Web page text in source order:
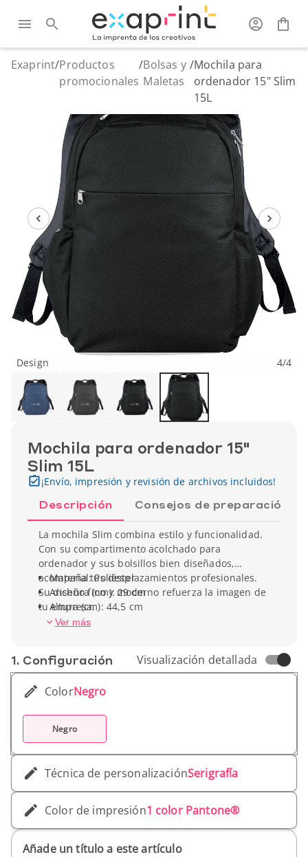
Exaprint/Productos
promocionales
/Bolsas y
Maletas
/Mochila para
ordenador 15" Slim
15L
Design 4/4
Mochila para ordenador 15"
Slim 15L
¡Envío, impresión y revisión de archivos incluidos!
Descripción Consejos de preparación
La mochila Slim combina estilo y funcionalidad.
Con su compartimento acolchado para
ordenador y sus bolsillos bien diseñados,
acompaña tus desplazamientos profesionales.
Su diseño fino y moderno refuerza la imagen de
tu empresa.
Material: Poliéster
Anchura (cm): 29 cm
Altura (cm): 44,5 cm
Peso unitario: 337 gr
Ver más
1. Conf­iguración Visualización detallada
ColorNegro
Negro
Técnica de personalizaciónSerigrafía
Color de impresión1 color Pantone®
Añade un título a este artículo